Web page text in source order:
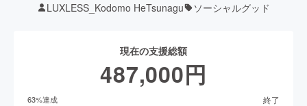
LUXLESS_Kodomo HeTsunagu ソーシャルグッド
現在の支援総額
487,000円
63%達成 終了